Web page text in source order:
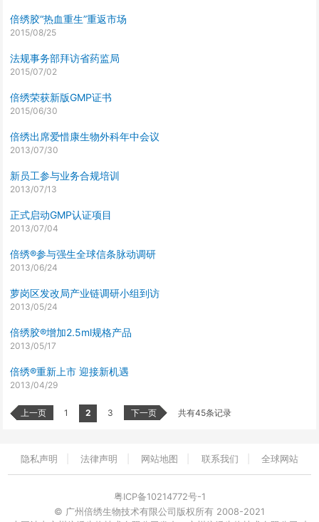
倍绣胶“热血重生”重返市场
2015/08/25
法规事务部拜访省药监局
2015/07/02
倍绣荣获新版GMP证书
2015/06/30
倍绣出席爱惜康生物外科年中会议
2013/07/30
新员工参与业务合规培训
2013/07/13
正式启动GMP认证项目
2013/07/04
倍绣®参与强生全球信条脉动调研
2013/06/24
萝岗区发改局产业链调研小组到访
2013/05/24
倍绣胶®增加2.5ml规格产品
2013/05/17
倍绣®重新上市 迎接新机遇
2013/04/29
页上一页 1 2 3 下一页 共有45条记录
隐私声明 法律声明 网站地图 联系我们 全球网站
粤ICP备10214772号-1
© 广州倍绣生物技术有限公司版权所有 2008-2021